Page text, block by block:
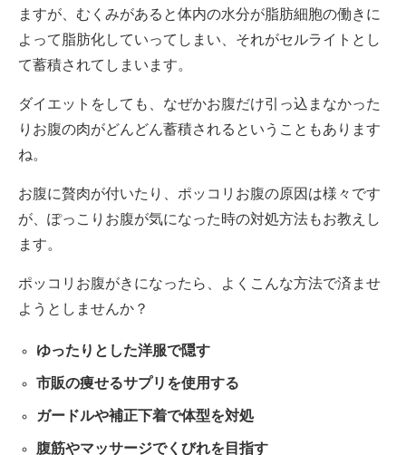
ますが、むくみがあると体内の水分が脂肪細胞の働きに
よって脂肪化していってしまい、それがセルライトとし
て蓄積されてしまいます。
ダイエットをしても、なぜかお腹だけ引っ込まなかった
りお腹の肉がどんどん蓄積されるということもあります
ね。
お腹に贅肉が付いたり、ポッコリお腹の原因は様々です
が、ぽっこりお腹が気になった時の対処方法もお教えし
ます。
ポッコリお腹がきになったら、よくこんな方法で済ませ
ようとしませんか？
ゆったりとした洋服で隠す
市販の痩せるサプリを使用する
ガードルや補正下着で体型を対処
腹筋やマッサージでくびれを目指す